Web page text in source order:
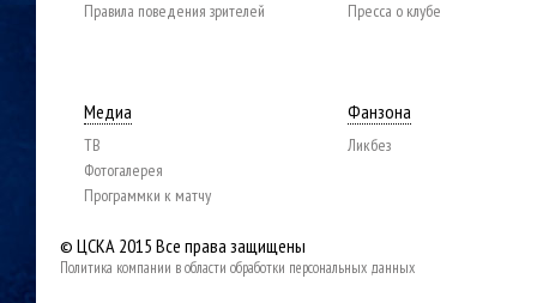
Правила поведения зрителей Пресса о клубе
Медиа
ТВ
Фотогалерея
Программки к матчу
Фанзона
Ликбез
© ЦСКА 2015 Все права защищены
Политика компании в области обработки персональных данных